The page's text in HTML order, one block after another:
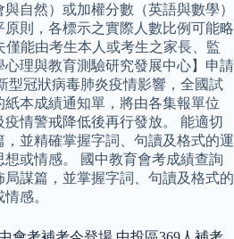
自然）或加權分數（英語與數學）
則，各標示之實際人數比例可能略
僅能由考生本人或考生之家長、監
理與教育測驗研究發展中心】申請
型冠狀病毒肺炎疫情影響，全國試
本成績通知單，將由各集報單位
疫情警戒降低後再行發放。 能適切
並精確掌握字詞、句讀及格式的運
或情感。 國中教育會考成績查詢
謀篇，並掌握字詞、句讀及格式的
感。